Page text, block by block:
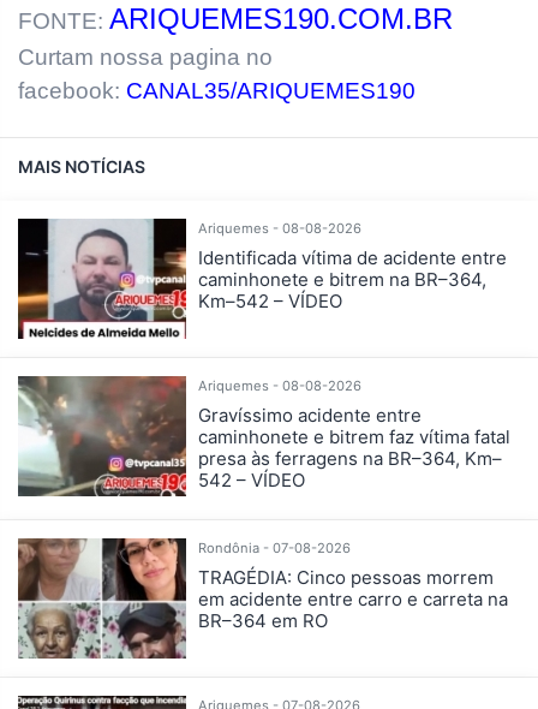
FONTE: ARIQUEMES190.COM.BR
Curtam nossa pagina no
facebook: CANAL35/ARIQUEMES190
MAIS NOTÍCIAS
Ariquemes - 08-08-2026
Identificada vítima de acidente entre
caminhonete e bitrem na BR–364,
Km–542 – VÍDEO
Ariquemes - 08-08-2026
Gravíssimo acidente entre
caminhonete e bitrem faz vítima fatal
presa às ferragens na BR–364, Km–
542 – VÍDEO
Rondônia - 07-08-2026
TRAGÉDIA: Cinco pessoas morrem
em acidente entre carro e carreta na
BR–364 em RO
Ariquemes - 07-08-2026